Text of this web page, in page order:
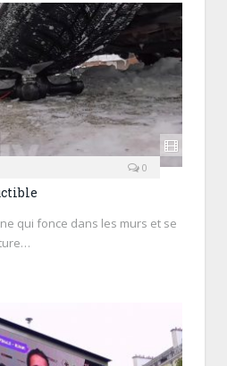
0
qui fonce dans les murs et se